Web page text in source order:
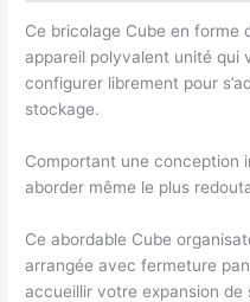
Ce bricolage Cube en forme
appareil polyvalent unité qui
configurer librement pour
stockage.
Comportant une conception
aborder même le plus
Ce abordable Cube
arrangée avec fermeture
accueillir votre expansion de